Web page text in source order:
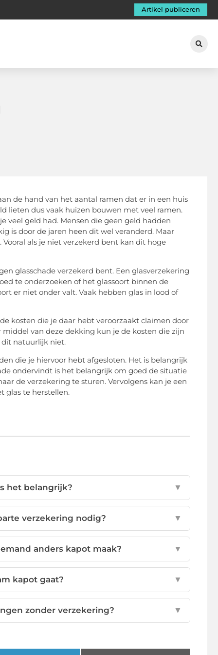
Artikel publiceren
de hand van het aantal ramen dat er in een huis
lieten dus vaak huizen bouwen met veel ramen.
veel geld had. Mensen die geen geld hadden
is door de jaren heen dit wel veranderd. Maar
als je niet verzekerd bent kan dit hoge
glasschade verzekerd bent. Een glasverzekering
te onderzoeken of het glassoort binnen de
er niet onder valt. Vaak hebben glas in lood of
kosten die je daar hebt veroorzaakt claimen door
van deze dekking kun je de kosten die zijn
dit natuurlijk niet.
die je hiervoor hebt afgesloten. Het is belangrijk
ondervindt is het belangrijk om goed de situatie
de verzekering te sturen. Vervolgens kan je een
glas te herstellen.
het belangrijk? ▼
verzekering nodig? ▼
anders kapot maak? ▼
kapot gaat? ▼
zonder verzekering? ▼